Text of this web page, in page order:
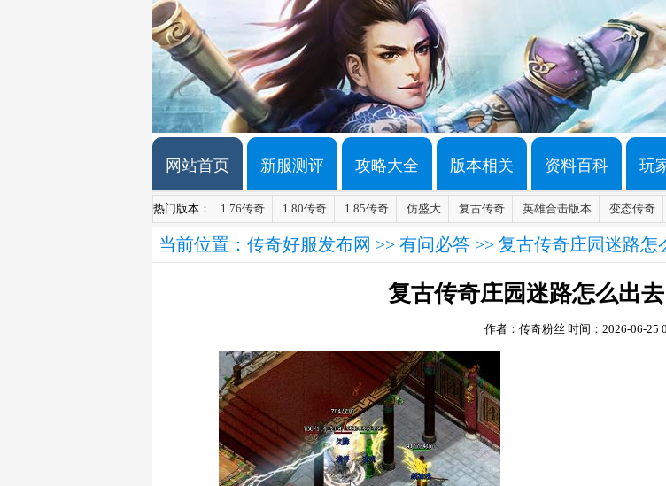
网站首页 新服测评 攻略大全 版本相关 资料百科 玩
热门版本： 1.76传奇 1.80传奇 1.85传奇 仿盛大 复古传奇 英雄合击版本 变态传奇
当前位置： 传奇好服发布网 >> 有问必答 >> 复古传奇庄园迷路怎
复古传奇庄园迷路怎么出
作者：传奇粉丝 时间：2026-06-25